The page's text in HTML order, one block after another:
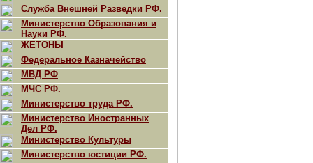
Служба Внешней Разведки РФ.
Министерство Образования и
Науки РФ.
ЖЕТОНЫ
Федеральное Казначейство
МВД РФ
МЧС РФ.
Министерство труда РФ.
Министерство Иностранных
Дел РФ.
Министерство Культуры
Министерство юстиции РФ.